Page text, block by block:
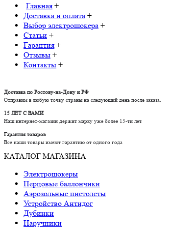
Главная +
Доставка и оплата +
Выбор электрошокера +
Статьи +
Гарантия +
Отзывы +
Контакты +
Доставка по Ростову-на-Дону и РФ
Отправим в любую точку страны на следующий день после заказа.
15 ЛЕТ С ВАМИ
Наш интернет-магазин держит марку уже более 15-ти лет.
Гарантия товаров
Все наши товары имеют гарантию от одного года
КАТАЛОГ МАГАЗИНА
Электрошокеры
Перцовые баллончики
Аэрозольные пистолеты
Устройство Антидог
Дубинки
Наручники